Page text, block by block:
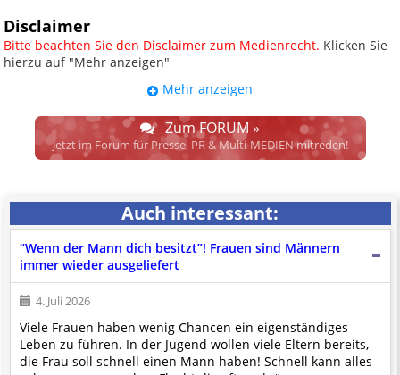
Disclaimer
Bitte beachten Sie den Disclaimer zum Medienrecht. Klicken Sie
hierzu auf "Mehr anzeigen"
UPDATE: § 17 ECG seit 16.02.2024
weggefallen.
Wir lassen den Disclaimertext dennoch so stehen, bis sich die
Justiz im klaren ist, wodurch dieser und etliche weitere, damit
Spielraum für das sog. "Richterrecht", welches alleine aufgrund
schwammiger Gesetze gewisse Parteien bevorzugen kann.
Wir verweisen hiermit auf denAusschluss der Verantwortlichkeit bei
und betonen ausdrücklich, dass wir die im Abs. 1 des § 17 ECG
genannte Überprüfung etwaiger Rechtswidrigkeit im verlinkten Inhalt
nicht immer gewährleisten können.
Die Betreiber und die Autoren dieser Website sind weder Juristen, noch
beschäftigen sie solche, dürfen und können daher keine
Rechtsgutachten über externen Contenterstellen.
Mehr anzeigen
Zum FORUM »
Jetzt im Forum für Presse, PR & Multi-MEDIEN mitreden!
Auch interessant:
“Wenn der Mann dich besitzt”! Frauen sind Männern
immer wieder ausgeliefert
4. Juli 2026
Viele Frauen haben wenig Chancen ein eigenständiges
Leben zu führen. In der Jugend wollen viele Eltern bereits,
die Frau soll schnell einen Mann haben! Schnell kann alles